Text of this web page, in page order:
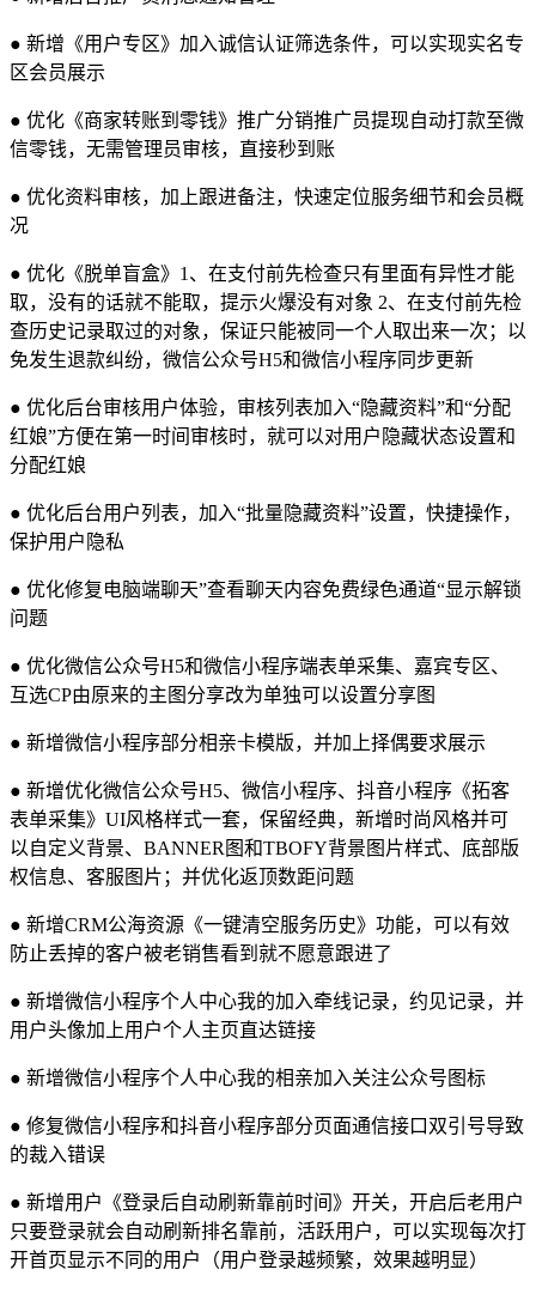
● 新增《用户专区》加入诚信认证筛选条件，可以实现实名专
区会员展示
● 优化《商家转账到零钱》推广分销推广员提现自动打款至微
信零钱，无需管理员审核，直接秒到账
● 优化资料审核，加上跟进备注，快速定位服务细节和会员概
况
● 优化《脱单盲盒》1、在支付前先检查只有里面有异性才能
取，没有的话就不能取，提示火爆没有对象 2、在支付前先检
查历史记录取过的对象，保证只能被同一个人取出来一次；以
免发生退款纠纷，微信公众号H5和微信小程序同步更新
● 优化后台审核用户体验，审核列表加入“隐藏资料”和“分配
红娘”方便在第一时间审核时，就可以对用户隐藏状态设置和
分配红娘
● 优化后台用户列表，加入“批量隐藏资料”设置，快捷操作，
保护用户隐私
● 优化修复电脑端聊天”查看聊天内容免费绿色通道“显示解锁
问题
● 优化微信公众号H5和微信小程序端表单采集、嘉宾专区、
互选CP由原来的主图分享改为单独可以设置分享图
● 新增微信小程序部分相亲卡模版，并加上择偶要求展示
● 新增优化微信公众号H5、微信小程序、抖音小程序《拓客
表单采集》UI风格样式一套，保留经典，新增时尚风格并可
以自定义背景、BANNER图和TBOFY背景图片样式、底部版
权信息、客服图片；并优化返顶数距问题
● 新增CRM公海资源《一键清空服务历史》功能，可以有效
防止丢掉的客户被老销售看到就不愿意跟进了
● 新增微信小程序个人中心我的加入牵线记录，约见记录，并
用户头像加上用户个人主页直达链接
● 新增微信小程序个人中心我的相亲加入关注公众号图标
● 修复微信小程序和抖音小程序部分页面通信接口双引号导致
的裁入错误
● 新增用户《登录后自动刷新靠前时间》开关，开启后老用户
只要登录就会自动刷新排名靠前，活跃用户，可以实现每次打
开首页显示不同的用户（用户登录越频繁，效果越明显）